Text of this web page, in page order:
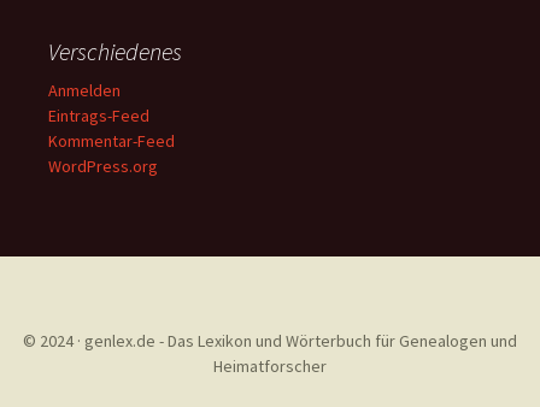
Verschiedenes
Anmelden
Eintrags-Feed
Kommentar-Feed
WordPress.org
© 2024 · genlex.de - Das Lexikon und Wörterbuch für Genealogen und
Heimatforscher